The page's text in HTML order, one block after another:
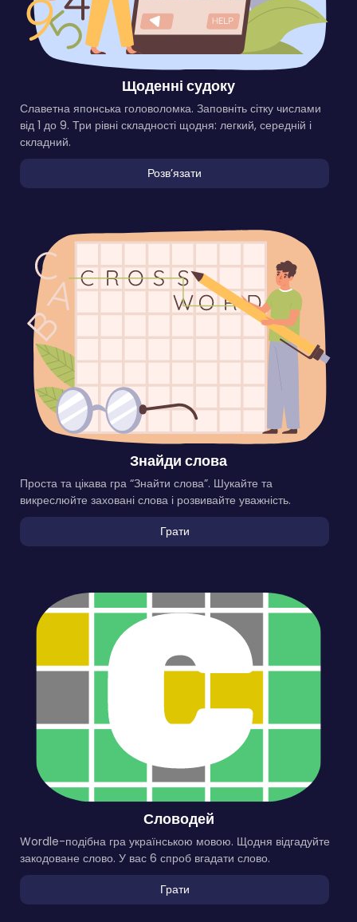
Щоденні судоку
Славетна японська головоломка. Заповніть сітку числами
від 1 до 9. Три рівні складності щодня: легкий, середній і
складний.
Розвʼязати
Знайди слова
Проста та цікава гра “Знайти слова”. Шукайте та
викреслюйте заховані слова і розвивайте уважність.
Грати
Словодей
Wordle-подібна гра українською мовою. Щодня відгадуйте
закодоване слово. У вас 6 спроб вгадати слово.
Грати